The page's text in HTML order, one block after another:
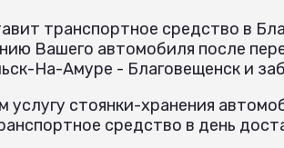
транспортное средство в
Вашего автомобиля после
На-Амуре - Благовещенск и
стоянки-хранения
средство в день